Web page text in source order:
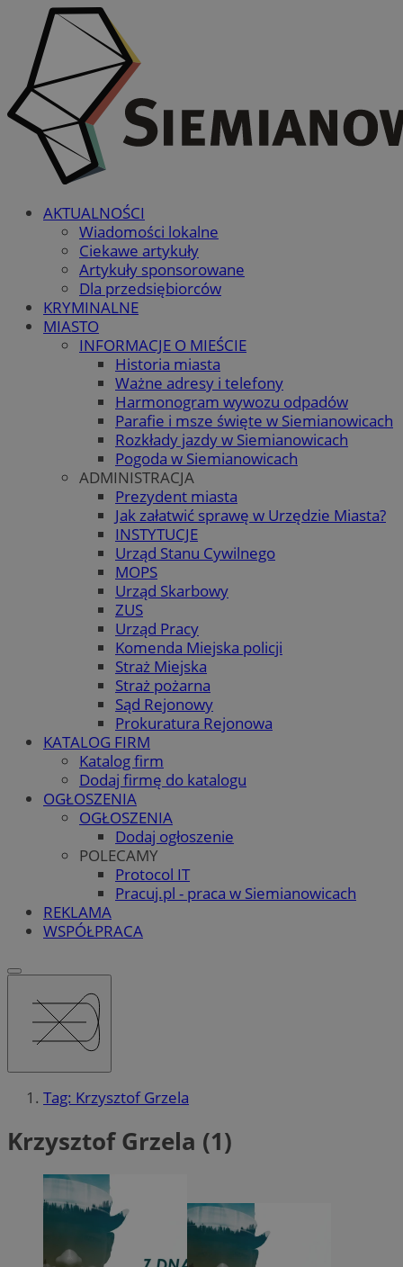
AKTUALNOŚCI
Wiadomości lokalne
Ciekawe artykuły
Artykuły sponsorowane
Dla przedsiębiorców
KRYMINALNE
MIASTO
INFORMACJE O MIEŚCIE
Historia miasta
Ważne adresy i telefony
Harmonogram wywozu odpadów
Parafie i msze święte w Siemianowicach
Rozkłady jazdy w Siemianowicach
Pogoda w Siemianowicach
ADMINISTRACJA
Prezydent miasta
Jak załatwić sprawę w Urzędzie Miasta?
INSTYTUCJE
Urząd Stanu Cywilnego
MOPS
Urząd Skarbowy
ZUS
Urząd Pracy
Komenda Miejska policji
Straż Miejska
Straż pożarna
Sąd Rejonowy
Prokuratura Rejonowa
KATALOG FIRM
Katalog firm
Dodaj firmę do katalogu
OGŁOSZENIA
OGŁOSZENIA
Dodaj ogłoszenie
POLECAMY
Protocol IT
Pracuj.pl - praca w Siemianowicach
REKLAMA
WSPÓŁPRACA
Tag: Krzysztof Grzela
Krzysztof Grzela (1)